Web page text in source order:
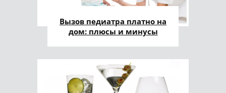
Вызов педиатра платно на
дом: плюсы и минусы